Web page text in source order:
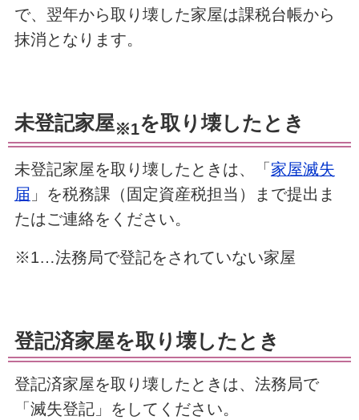
で、翌年から取り壊した家屋は課税台帳から
抹消となります。
未登記家屋※1を取り壊したとき
未登記家屋を取り壊したときは、「 家屋滅失
届 」を税務課（固定資産税担当）まで提出ま
たはご連絡をください。
※1…法務局で登記をされていない家屋
登記済家屋を取り壊したとき
登記済家屋を取り壊したときは、法務局で
「滅失登記」をしてください。